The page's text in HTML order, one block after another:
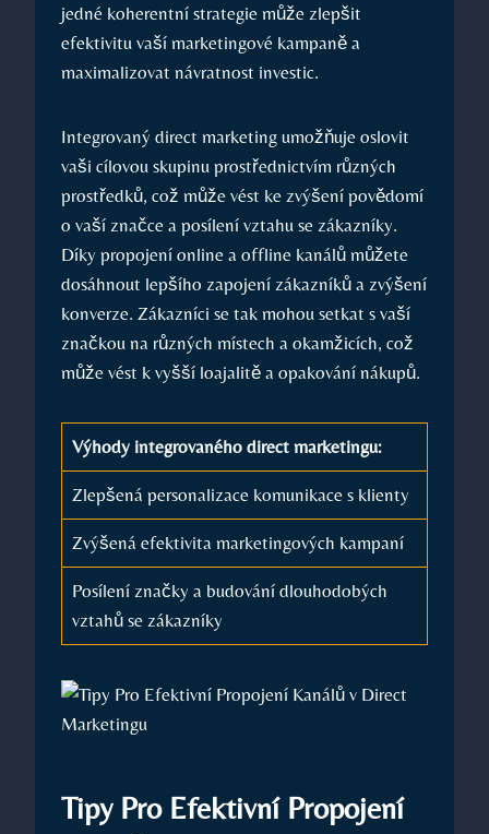
jedné koherentní strategie může zlepšit
efektivitu vaší marketingové kampaně a
maximalizovat návratnost investic.
Integrovaný ⁣direct marketing ⁢umožňuje oslovit
vaši cílovou skupinu prostřednictvím různých
prostředků, což může‍ vést ke zvýšení povědomí
o vaší ⁢značce a posílení⁣ vztahu se zákazníky.
Díky propojení online a ⁢offline⁢ kanálů můžete
dosáhnout lepšího zapojení zákazníků a zvýšení
konverze. Zákazníci se tak mohou setkat‌ s vaší
značkou na různých místech a okamžicích, což
⁢může vést ⁤k vyšší loajalitě a opakování nákupů.
Výhody integrovaného direct marketingu:
Zlepšená personalizace komunikace s klienty
Zvýšená efektivita marketingových kampaní
Posílení značky a budování⁢ dlouhodobých⁤
vztahů se zákazníky
Tipy Pro Efektivní Propojení